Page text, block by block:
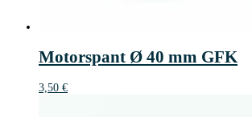
Motorspant Ø 40 mm GFK
3,50 €